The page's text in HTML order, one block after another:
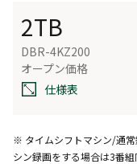
2TB
DBR-4KZ200
仕様表
オープン価格
※ タイムシフトマシン/通
シン録画をする場合は3番組